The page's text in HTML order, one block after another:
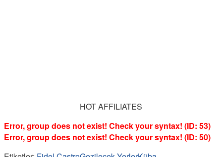
HOT AFFILIATES
Error, group does not exist! Check your syntax! (ID: 53)
Error, group does not exist! Check your syntax! (ID: 50)